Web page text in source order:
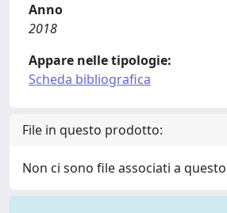
Anno
2018
Appare nelle tipologie:
Scheda bibliografica
File in questo prodotto:
Non ci sono file associati a